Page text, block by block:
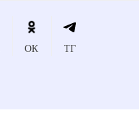
ОК ТГ